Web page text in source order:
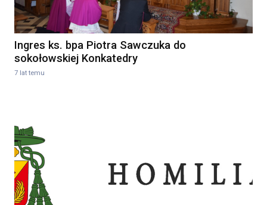
Ingres ks. bpa Piotra Sawczuka do
sokołowskiej Konkatedry
7 lat temu